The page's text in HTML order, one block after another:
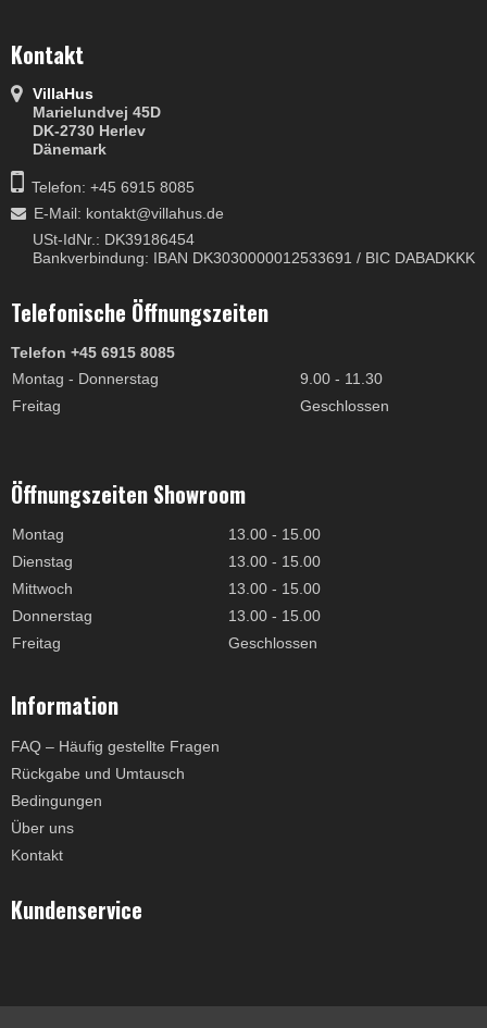
Kontakt
VillaHus
Marielundvej 45D
DK-2730 Herlev
Dänemark
Telefon: +45 6915 8085
E-Mail: kontakt@villahus.de
USt-IdNr.: DK39186454
Bankverbindung: IBAN DK3030000012533691 / BIC DABADKKK
Telefonische Öffnungszeiten
Telefon +45 6915 8085
Montag - Donnerstag
9.00 - 11.30
Freitag
Geschlossen
Öffnungszeiten Showroom
Montag
13.00 - 15.00
Dienstag
13.00 - 15.00
Mittwoch
13.00 - 15.00
Donnerstag
13.00 - 15.00
Freitag
Geschlossen
Information
FAQ – Häufig gestellte Fragen
Rückgabe und Umtausch
Bedingungen
Über uns
Kontakt
Kundenservice